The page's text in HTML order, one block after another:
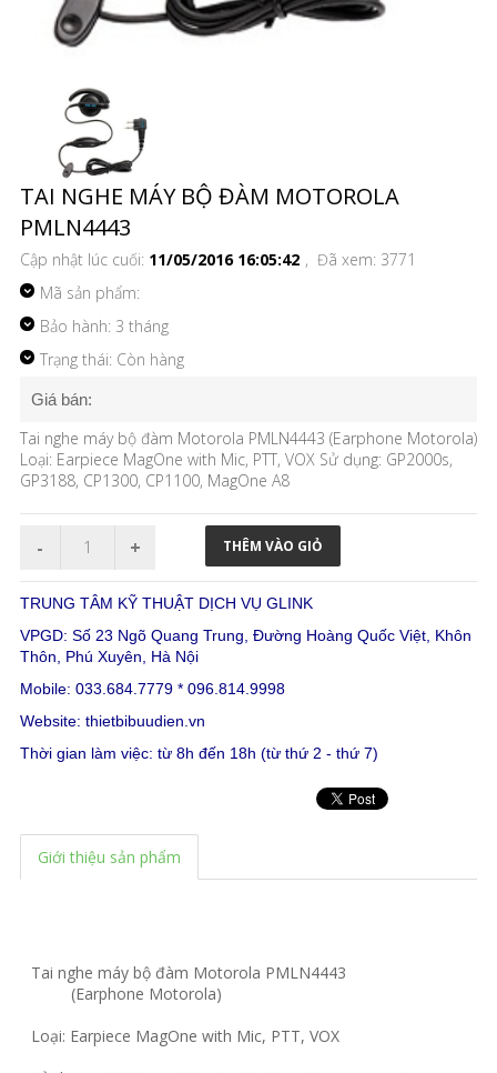
TAI NGHE MÁY BỘ ĐÀM MOTOROLA
PMLN4443
Cập nhật lúc cuối: 11/05/2016 16:05:42 , Đã xem: 3771
Mã sản phẩm:
Bảo hành: 3 tháng
Trạng thái: Còn hàng
Giá bán:
Tai nghe máy bộ đàm Motorola PMLN4443 (Earphone Motorola)
Loại: Earpiece MagOne with Mic, PTT, VOX Sử dụng: GP2000s,
GP3188, CP1300, CP1100, MagOne A8
TRUNG TÂM KỸ THUẬT DỊCH VỤ GLINK
VPGD: Số 23 Ngõ Quang Trung, Đường Hoàng Quốc Việt, Khôn
Thôn, Phú Xuyên, Hà Nội
Mobile: 033.684.7779 * 096.814.9998
Website: thietbibuudien.vn
Thời gian làm việc: từ 8h đến 18h (từ thứ 2 - thứ 7)
Giới thiệu sản phẩm
Tai nghe máy bộ đàm Motorola PMLN4443
(Earphone Motorola)
Loại: Earpiece MagOne with Mic, PTT, VOX